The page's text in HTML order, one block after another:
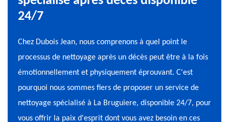
24/7
Chez Dubois Jean, nous comprenons à quel point le
processus de nettoyage après un décès peut être à la fois
émotionnellement et physiquement éprouvant. C'est
pourquoi nous sommes fiers de proposer un service de
nettoyage spécialisé à La Bruguiere, disponible 24/7, pour
vous offrir la paix d'esprit dont vous avez besoin en ces